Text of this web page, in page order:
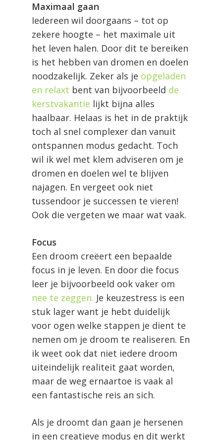
Maximaal gaan
Iedereen wil doorgaans – tot op
zekere hoogte – het maximale uit
het leven halen. Door dit te bereiken
is het hebben van dromen en doelen
noodzakelijk. Zeker als je opgeladen
en relaxt bent van bijvoorbeeld de
kerstvakantie lijkt bijna alles
haalbaar. Helaas is het in de praktijk
toch al snel complexer dan vanuit
ontspannen modus gedacht. Toch
wil ik wel met klem adviseren om je
dromen en doelen wel te blijven
najagen. En vergeet ook niet
tussendoor je successen te vieren!
Ook die vergeten we maar wat vaak.
Focus
Een droom creëert een bepaalde
focus in je leven. En door die focus
leer je bijvoorbeeld ook vaker om
nee te zeggen. Je keuzestress is een
stuk lager want je hebt duidelijk
voor ogen welke stappen je dient te
nemen om je droom te realiseren. En
ik weet ook dat niet iedere droom
uiteindelijk realiteit gaat worden,
maar de weg ernaartoe is vaak al
een fantastische reis an sich.
Als je droomt dan gaan je hersenen
in een creatieve modus en dit werkt